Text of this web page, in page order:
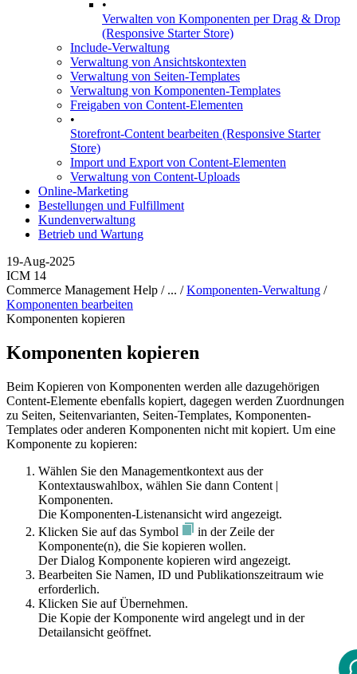
•
Verwalten von Komponenten per Drag & Drop
(Responsive Starter Store)
Include-Verwaltung
Verwaltung von Ansichtskontexten
Verwaltung von Seiten-Templates
Verwaltung von Komponenten-Templates
Freigaben von Content-Elementen
•
Storefront-Content bearbeiten (Responsive Starter
Store)
Import und Export von Content-Elementen
Verwaltung von Content-Uploads
Online-Marketing
Bestellungen und Fulfillment
Kundenverwaltung
Betrieb und Wartung
19-Aug-2025
ICM 14
Commerce Management Help / ... /Komponenten-Verwaltung /
Komponenten bearbeiten
Komponenten kopieren
Komponenten kopieren
Beim Kopieren von Komponenten werden alle dazugehörigen
Content-Elemente ebenfalls kopiert, dagegen werden Zuordnungen
zu Seiten, Seitenvarianten, Seiten-Templates, Komponenten-
Templates oder anderen Komponenten nicht mit kopiert. Um eine
Komponente zu kopieren:
Wählen Sie den Managementkontext aus der
Kontextauswahlbox, wählen Sie dann Content |
Komponenten.
Die Komponenten-Listenansicht wird angezeigt.
Klicken Sie auf das Symbol
in der Zeile der
Komponente(n), die Sie kopieren wollen.
Der Dialog Komponente kopieren wird angezeigt.
Bearbeiten Sie Namen, ID und Publikationszeitraum wie
erforderlich.
Klicken Sie aufÜbernehmen.
Die Kopie der Komponente wird angelegt und in der
Detailansicht geöffnet.